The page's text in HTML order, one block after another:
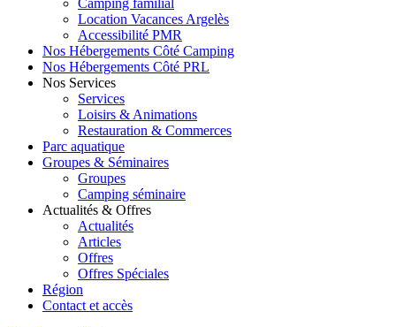
Camping familial
Location Vacances Argelès
Accessibilité PMR
Nos Hébergements Côté Camping
Nos Hébergements Côté PRL
Nos Services
Services
Loisirs & Animations
Restauration & Commerces
Parc aquatique
Groupes & Séminaires
Groupes
Camping séminaire
Actualités & Offres
Actualités
Articles
Offres
Offres Spéciales
Région
Contact et accès